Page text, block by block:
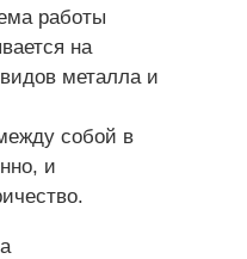
работы
на
металла и
собой в
и